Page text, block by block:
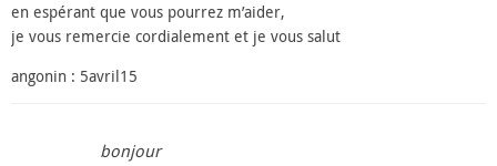
en espérant que vous pourrez m’aider,
je vous remercie cordialement et je vous salut
angonin : 5avril15
bonjour